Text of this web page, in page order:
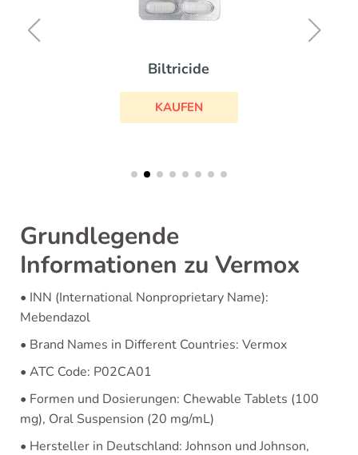
Biltricide
KAUFEN
Grundlegende
Informationen zu Vermox
• INN (International Nonproprietary Name):
Mebendazol
• Brand Names in Different Countries: Vermox
• ATC Code: P02CA01
• Formen und Dosierungen: Chewable Tablets (100
mg), Oral Suspension (20 mg/mL)
• Hersteller in Deutschland: Johnson und Johnson,